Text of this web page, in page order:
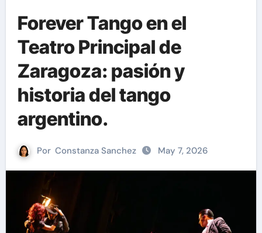
Forever Tango en el
Teatro Principal de
Zaragoza: pasión y
historia del tango
argentino.
Por Constanza Sanchez May 7, 2026